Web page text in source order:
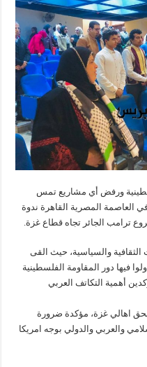
ورفض أي مشاريع تمس
العاصمة المصرية القاهرة ندوة
ترامب الجائر تجاه قطاع غزة.
والسياسية، حيث القى
فيها دور المقاومة الفلسطينية
أهمية التكاتف العربي
اهالي غزة، مؤكدة ضرورة
والعربي والدولي بوجه امريكا